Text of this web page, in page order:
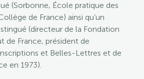
(Sorbonne, École pratique des
de France) ainsi qu’un
(directeur de la Fondation
de France, président de
et Belles-Lettres et de
en 1973).